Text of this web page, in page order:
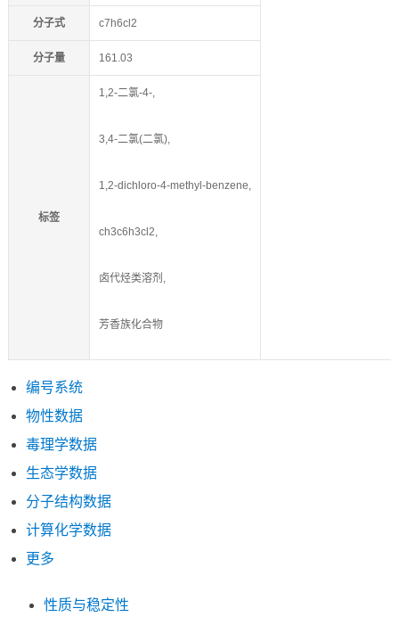
分子式 c7h6cl2
分子量 161.03
标签
1,2-二氯-4-,
3,4-二氯(二氯),
1,2-dichloro-4-methyl-benzene,
ch3c6h3cl2,
卤代烃类溶剂,
芳香族化合物
编号系统
物性数据
毒理学数据
生态学数据
分子结构数据
计算化学数据
更多
性质与稳定性